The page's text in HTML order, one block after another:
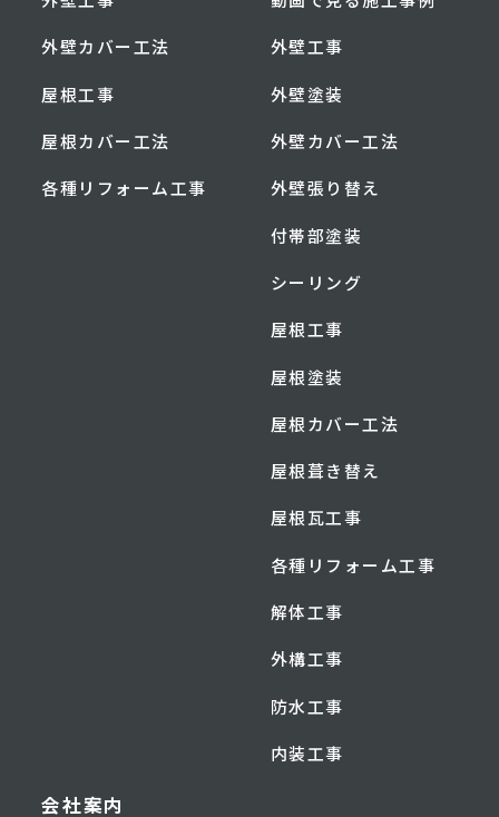
外壁カバー工法
屋根工事
屋根カバー工法
各種リフォーム工事
外壁工事
外壁塗装
外壁カバー工法
外壁張り替え
付帯部塗装
シーリング
屋根工事
屋根塗装
屋根カバー工法
屋根葺き替え
屋根瓦工事
各種リフォーム工事
解体工事
外構工事
防水工事
内装工事
会社案内